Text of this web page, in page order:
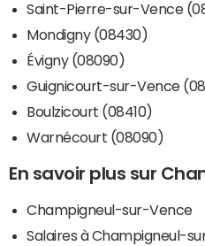
Saint-Pierre-sur-Vence
Mondigny (08430)
Évigny (08090)
Guignicourt-sur-Vence
Boulzicourt (08410)
Warnécourt (08090)
En savoir plus sur
Champigneul-sur-Vence
Salaires à Champigneul-